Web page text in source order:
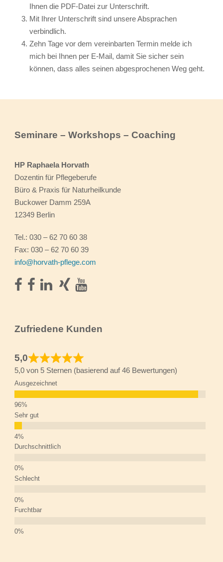
Ihnen die PDF-Datei zur Unterschrift.
Mit Ihrer Unterschrift sind unsere Absprachen
verbindlich.
Zehn Tage vor dem vereinbarten Termin melde ich
mich bei Ihnen per E-Mail, damit Sie sicher sein
können, dass alles seinen abgesprochenen Weg geht.
Seminare – Workshops – Coaching
HP Raphaela Horvath
Dozentin für Pflegeberufe
Büro & Praxis für Naturheilkunde
Buckower Damm 259A
12349 Berlin
Tel.: 030 – 62 70 60 38
Fax: 030 – 62 70 60 39
info@horvath-pflege.com
Zufriedene Kunden
5,0
5,0 von 5 Sternen (basierend auf 46 Bewertungen)
Ausgezeichnet
Sehr gut
Durchschnittlich
Schlecht
Furchtbar